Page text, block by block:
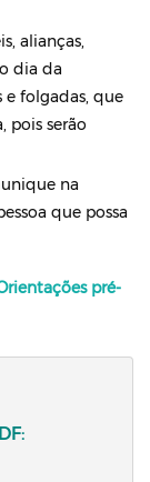
alianças,
dia da
e folgadas, que
pois serão
na
que possa
pré-